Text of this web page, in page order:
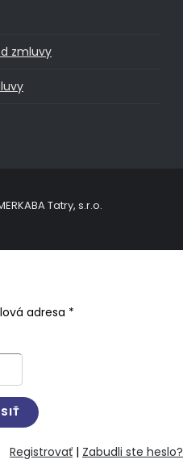
zmluvy
Tatry, s.r.o.
adresa *
Registrovať | Zabudli ste heslo?